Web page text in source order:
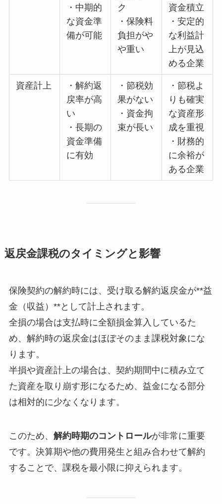
・中期的
な資金準
備が可能
ク
・保険料
負担がや
や重い
資金積立
・安定的
な利益計
上が見込
める企業
資産計上
・解約返
戻率が高
い
・長期の
資金準備
に有効
・節税効
果がない
・資金拘
束が長い
・節税よ
りも確実
な資産形
成を重視
・財務的
に余裕が
ある企業
返戻金課税のタイミングと影響
保険契約の解約時には、受け取る解約返戻金が**益
金（収益）**として計上されます。
全損の場合は支払時に全額損金算入しているた
め、解約時の返戻金はほぼそのまま課税対象にな
ります。
半損や資産計上の場合は、契約期間中に積み立て
た資産を取り崩す形になるため、益金になる部分
は相対的に少なくなります。
このため、 解約時期のコントロールが非常に重要
です。決算期や他の費用発生と組み合わせて解約
することで、課税を最小限に抑えられます。